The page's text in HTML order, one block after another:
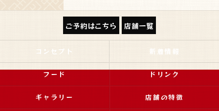
ご予約はこちら 店舗一覧
コンセプト 新着情報
フード ドリンク
ギャラリー 店舗の特徴